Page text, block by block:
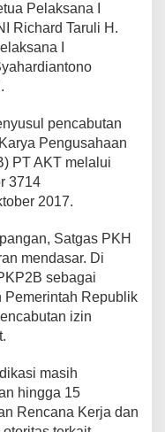
Pelaksana I
Richard Taruli H.
I
pencabutan
Pengusahaan
PT AKT melalui
3714
2017.
Satgas PKH
mendasar. Di
sebagai
Pemerintah Republik
izin
masih
hingga 15
Rencana Kerja dan